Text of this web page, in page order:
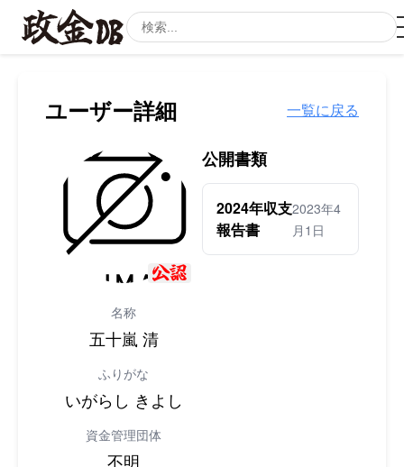
ユーザー詳細 一覧に戻る
名称
五十嵐 清
ふりがな
いがらし きよし
資金管理団体
不明
公開書類
2024年収支
報告書
2023年4
月1日